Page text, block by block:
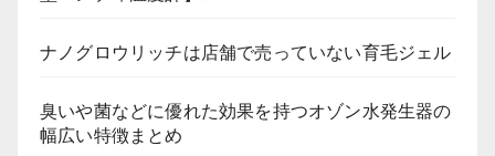
ナノグロウリッチは店舗で売っていない育毛ジェル
臭いや菌などに優れた効果を持つオゾン水発生器の
幅広い特徴まとめ